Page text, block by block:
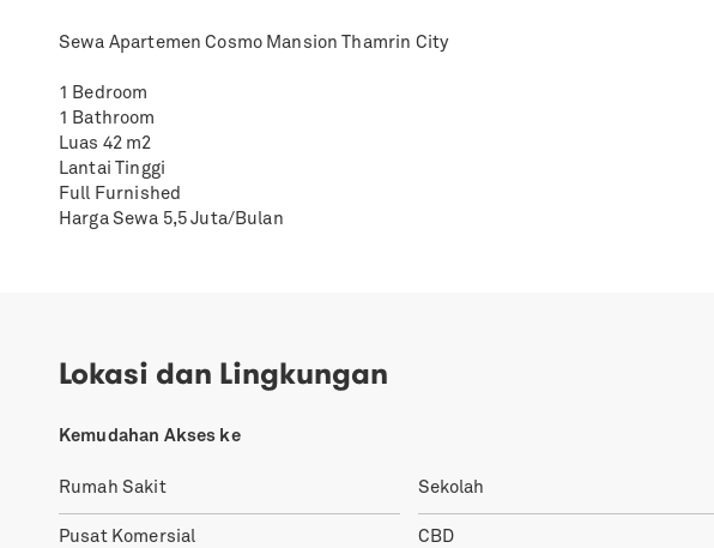
Sewa Apartemen Cosmo Mansion Thamrin City
1 Bedroom
1 Bathroom
Luas 42 m2
Lantai Tinggi
Full Furnished
Harga Sewa 5,5 Juta/Bulan
Lokasi dan Lingkungan
Kemudahan Akses ke
Rumah Sakit Sekolah
Pusat Komersial CBD